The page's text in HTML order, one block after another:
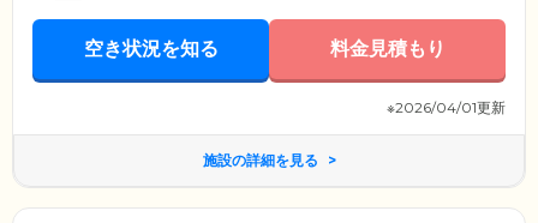
空き状況を知る 料金見積もり
※2026/04/01更新
施設の詳細を見る